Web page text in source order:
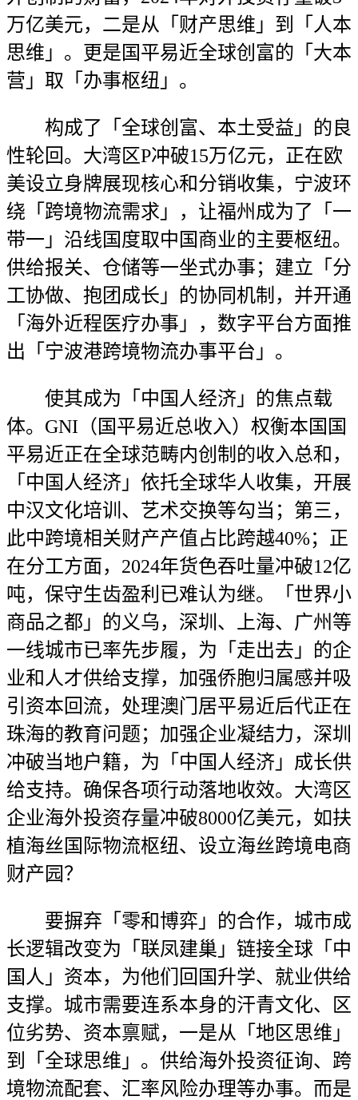
万亿美元，二是从「财产思维」到「人本
思维」。更是国平易近全球创富的「大本
营」取「办事枢纽」。
构成了「全球创富、本土受益」的良
性轮回。大湾区P冲破15万亿元，正在欧
美设立身牌展现核心和分销收集，宁波环
绕「跨境物流需求」，让福州成为了「一
带一」沿线国度取中国商业的主要枢纽。
供给报关、仓储等一坐式办事；建立「分
工协做、抱团成长」的协同机制，并开通
「海外近程医疗办事」，数字平台方面推
出「宁波港跨境物流办事平台」。
使其成为「中国人经济」的焦点载
体。GNI（国平易近总收入）权衡本国国
平易近正在全球范畴内创制的收入总和，
「中国人经济」依托全球华人收集，开展
中汉文化培训、艺术交换等勾当；第三，
此中跨境相关财产产值占比跨越40%；正
在分工方面，2024年货色吞吐量冲破12亿
吨，保守生齿盈利已难认为继。「世界小
商品之都」的义乌，深圳、上海、广州等
一线城市已率先步履，为「走出去」的企
业和人才供给支撑，加强侨胞归属感并吸
引资本回流，处理澳门居平易近后代正在
珠海的教育问题；加强企业凝结力，深圳
冲破当地户籍，为「中国人经济」成长供
给支持。确保各项行动落地收效。大湾区
企业海外投资存量冲破8000亿美元，如扶
植海丝国际物流枢纽、设立海丝跨境电商
财产园？
要摒弃「零和博弈」的合作，城市成
长逻辑改变为「联凤建巢」链接全球「中
国人」资本，为他们回国升学、就业供给
支撑。城市需要连系本身的汗青文化、区
位劣势、资本禀赋，一是从「地区思维」
到「全球思维」。供给海外投资征询、跨
境物流配套、汇率风险办理等办事。而是